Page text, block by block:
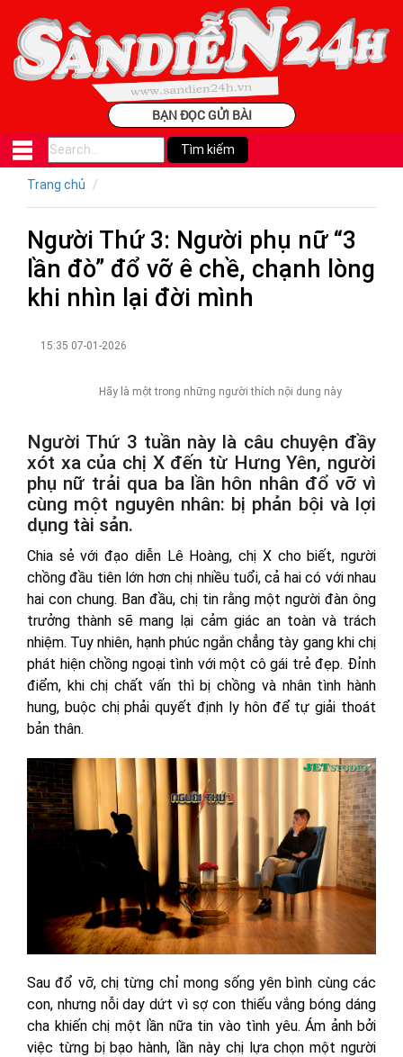
BẠN ĐỌC GỬI BÀI
Trang chủ
Người Thứ 3: Người phụ nữ “3
lần đò” đổ vỡ ê chề, chạnh lòng
khi nhìn lại đời mình
15:35 07-01-2026
Hãy là một trong những người thích nội dung này
Người Thứ 3 tuần này là câu chuyện đầy
xót xa của chị X đến từ Hưng Yên, người
phụ nữ trải qua ba lần hôn nhân đổ vỡ vì
cùng một nguyên nhân: bị phản bội và lợi
dụng tài sản.
Chia sẻ với đạo diễn Lê Hoàng, chị X cho biết, người
chồng đầu tiên lớn hơn chị nhiều tuổi, cả hai có với nhau
hai con chung. Ban đầu, chị tin rằng một người đàn ông
trưởng thành sẽ mang lại cảm giác an toàn và trách
nhiệm. Tuy nhiên, hạnh phúc ngắn chẳng tày gang khi chị
phát hiện chồng ngoại tình với một cô gái trẻ đẹp. Đỉnh
điểm, khi chị chất vấn thì bị chồng và nhân tình hành
hung, buộc chị phải quyết định ly hôn để tự giải thoát
bản thân.
Sau đổ vỡ, chị từng chỉ mong sống yên bình cùng các
con, nhưng nỗi day dứt vì sợ con thiếu vắng bóng dáng
cha khiến chị một lần nữa tin vào tình yêu. Ám ảnh bởi
việc từng bị bạo hành, lần này chị lựa chọn một người